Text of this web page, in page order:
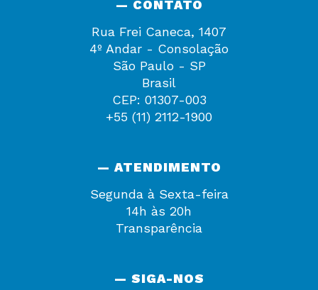
— CONTATO
Rua Frei Caneca, 1407
4º Andar - Consolação
São Paulo - SP
Brasil
CEP: 01307-003
+55 (11) 2112-1900
— ATENDIMENTO
Segunda à Sexta-feira
14h às 20h
Transparência
— SIGA-NOS